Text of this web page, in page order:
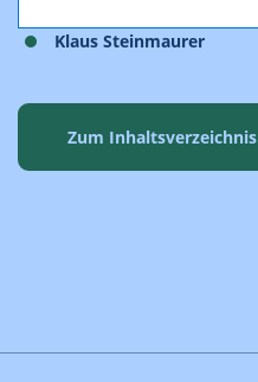
Klaus Steinmaurer
Zum Inhaltsverzeichnis